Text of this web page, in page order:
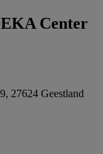
Center
27624 Geestland